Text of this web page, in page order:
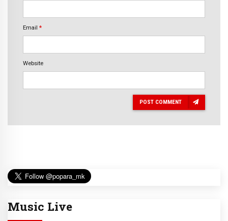
Email *
Website
POST COMMENT
Music Live